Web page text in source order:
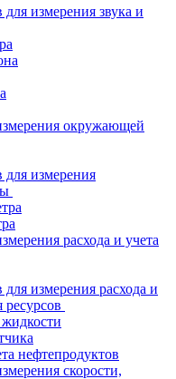
измерения звука и
окружающей
измерения
расхода и учета
измерения расхода и
ресурсов
нефтепродуктов
скорости,